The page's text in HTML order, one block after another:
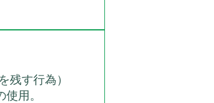
残す行為）
用。